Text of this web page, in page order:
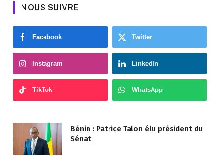
NOUS SUIVRE
Facebook Twitter
Instagram LinkedIn
TikTok WhatsApp
Bénin : Patrice Talon élu président du
Sénat